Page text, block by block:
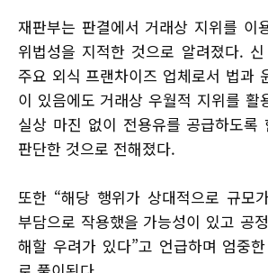
재판부는 판결에서 거래상 지위를 이
위법성을 지적한 것으로 알려졌다.
주요 외식 프랜차이즈 업체로서 법과
이 있음에도 거래상 우월적 지위를 활
실상 마진 없이 전용유를 공급하도록
판단한 것으로 전해졌다.
또한 “해당 행위가 상대적으로 규모
부담으로 작용했을 가능성이 있고 공
해할 우려가 있다”고 언급하며 엄중